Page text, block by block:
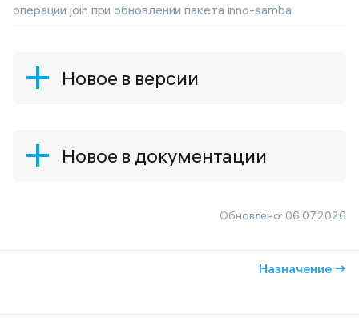
операции join при обновлении пакета inno-samba
Новое в версии
Новое в документации
Обновлено: 06.07.2026
Назначение →